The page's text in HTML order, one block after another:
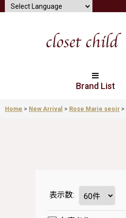
Brand List
Home > New Arrival > Rose Marie seoir >
表示数: